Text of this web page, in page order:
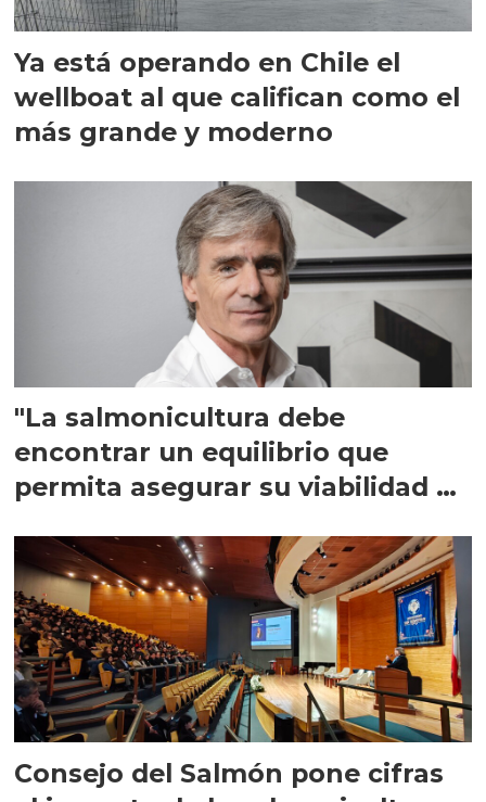
Ya está operando en Chile el
wellboat al que califican como el
más grande y moderno
"La salmonicultura debe
encontrar un equilibrio que
permita asegurar su viabilidad de
Consejo del Salmón pone cifras